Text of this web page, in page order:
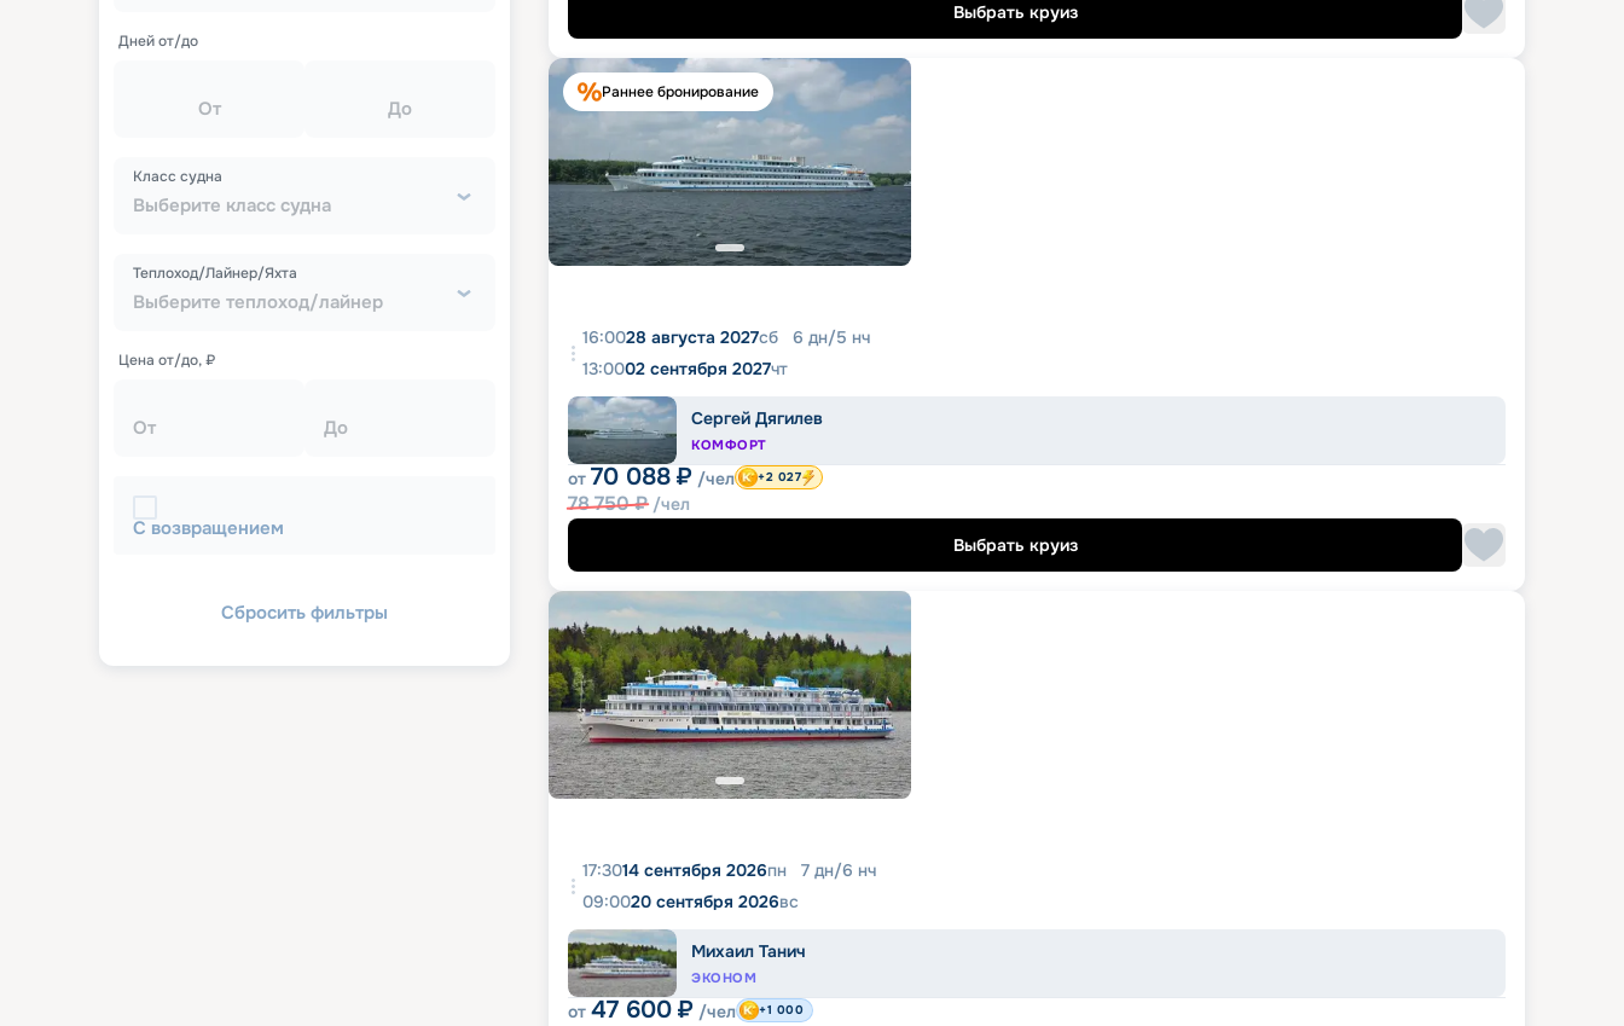
Дней от/до
От До
Выберите класс судна
Класс судна
Выберите теплоход/лайнер
Теплоход/Лайнер/Яхта
Цена от/до, ₽
От До
С возвращением
Сбросить фильтры
Выбрать круиз
Раннее бронирование
16:0028 августа 2027сб 6 дн/5 нч
13:0002 сентября 2027чт
Сергей Дягилев
КОМФОРТ
от 70 088 ₽ /чел
78 750₽ /чел
+2 027
Выбрать круиз
17:3014 сентября 2026пн 7 дн/6 нч
09:0020 сентября 2026вс
Михаил Танич
ЭКОНОМ
от 47 600 ₽ /чел +1 000